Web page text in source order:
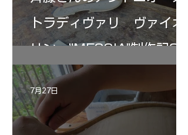
トラディヴァリ ヴァイオ
リン ”MESSIA"制作記33
7月27日